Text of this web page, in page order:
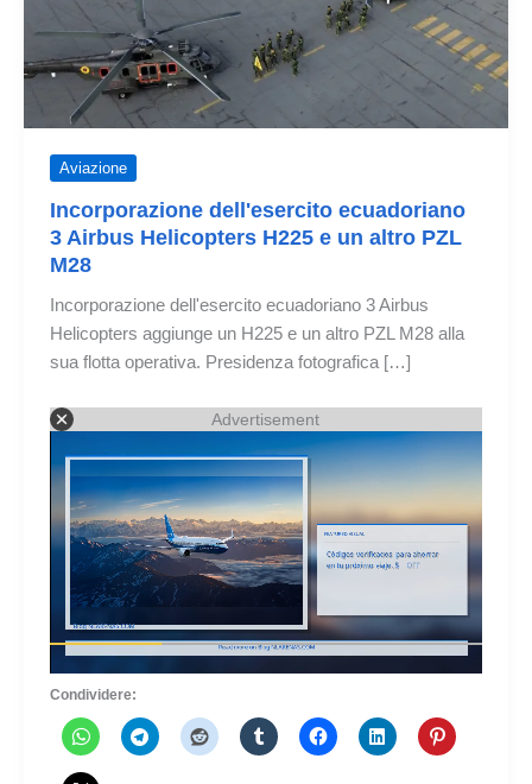
Aviazione
Incorporazione dell'esercito ecuadoriano
3 Airbus Helicopters H225 e un altro PZL
M28
Incorporazione dell'esercito ecuadoriano 3 Airbus
Helicopters aggiunge un H225 e un altro PZL M28 alla
sua flotta operativa. Presidenza fotografica […]
Advertisement
Condividere: